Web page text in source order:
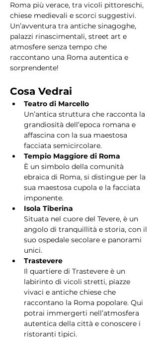
Roma più verace, tra vicoli pittoreschi,
chiese medievali e scorci suggestivi.
Un’avventura tra antiche sinagoghe,
palazzi rinascimentali, street art e
atmosfere senza tempo che
raccontano una Roma autentica e
sorprendente!
Cosa Vedrai
Teatro di Marcello
Un’antica struttura che racconta la
grandiosità dell’epoca romana e
affascina con la sua maestosa
facciata semicircolare.
Tempio Maggiore di Roma
È un simbolo della comunità
ebraica di Roma, si distingue per la
sua maestosa cupola e la facciata
imponente.
Isola Tiberina
Situata nel cuore del Tevere, è un
angolo di tranquillità e storia, con il
suo ospedale secolare e panorami
unici.
Trastevere
Il quartiere di Trastevere è un
labirinto di vicoli stretti, piazze
vivaci e antiche chiese che
raccontano la Roma popolare. Qui
potrai immergerti nell’atmosfera
autentica della città e conoscere i
ristoranti tipici.